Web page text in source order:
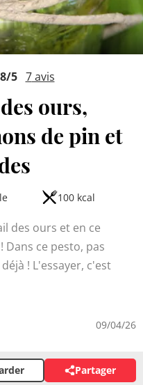
/5 7avis
ours,
de pin et
100 kcal
des ours et en ce
ce pesto, pas
! L'essayer, c'est
09/04/26
Partager